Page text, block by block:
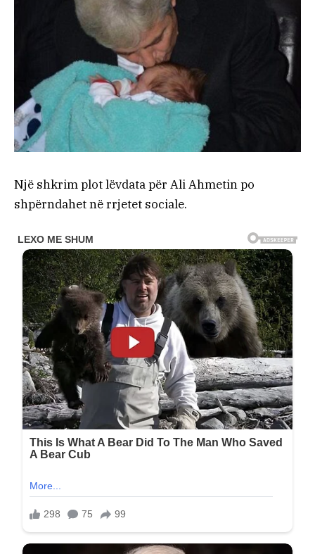
Një shkrim plot lëvdata për Ali Ahmetin po
shpërndahet në rrjetet sociale.